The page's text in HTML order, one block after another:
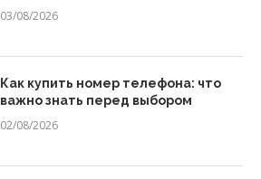
03/08/2026
Как купить номер телефона: что
важно знать перед выбором
02/08/2026